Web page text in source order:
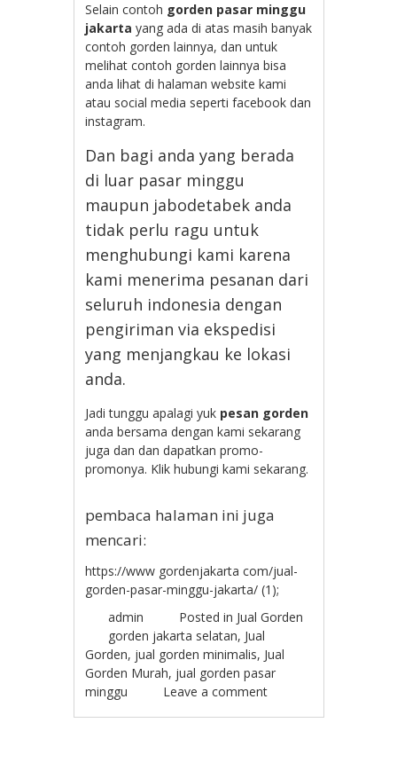
Selain contoh gorden pasar minggu
jakartayang ada di atas masih banyak
contoh gorden lainnya, dan untuk
melihat contoh gorden lainnya bisa
anda lihat di halaman website kami
atau social media seperti facebook dan
instagram.
Dan bagi anda yang berada
di luar pasar minggu
maupun jabodetabek anda
tidak perlu ragu untuk
menghubungi kami karena
kami menerima pesanan dari
seluruh indonesia dengan
pengiriman via ekspedisi
yang menjangkau ke lokasi
anda.
Jadi tunggu apalagi yuk pesan gorden
anda bersama dengan kami sekarang
juga dan dan dapatkan promo-
promonya. Klik hubungi kami sekarang.
pembaca halaman ini juga
mencari:
https://www gordenjakarta com/jual-
gorden-pasar-minggu-jakarta/ (1);
admin
Posted in Jual Gorden
gorden jakarta selatan, Jual
Gorden, jual gorden minimalis, Jual
Gorden Murah, jual gorden pasar
minggu
Leave a comment